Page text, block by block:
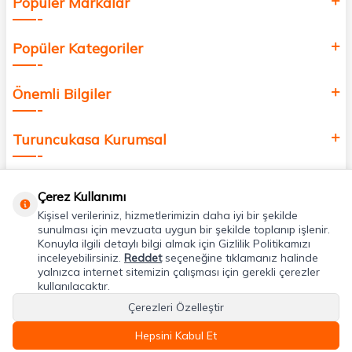
Popüler Kategoriler
Önemli Bilgiler
Turuncukasa Kurumsal
Uygulamalarımız
Adres & İletişim
Çerez Kullanımı
Kişisel verileriniz, hizmetlerimizin daha iyi bir şekilde
sunulması için mevzuata uygun bir şekilde toplanıp işlenir.
Konuyla ilgili detaylı bilgi almak için Gizlilik Politikamızı
inceleyebilirsiniz. Reddetseçeneğine tıklamanız halinde
yalnızca internet sitemizin çalışması için gerekli çerezler
kullanılacaktır.
Çerezleri Özelleştir
Hepsini Kabul Et